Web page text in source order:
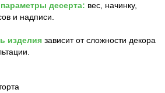
десерта: вес, начинку,
и надписи.
изделия зависит от сложности декора